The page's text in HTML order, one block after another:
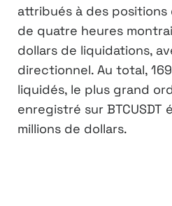
attribués à des
de quatre heures
dollars de liquidations,
directionnel. Au total,
liquidés, le plus grand
enregistré sur BTCUSDT
millions de dollars.